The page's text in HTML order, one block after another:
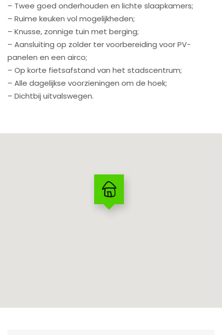
– Twee goed onderhouden en lichte slaapkamers;
– Ruime keuken vol mogelijkheden;
– Knusse, zonnige tuin met berging;
– Aansluiting op zolder ter voorbereiding voor PV-
panelen en een airco;
– Op korte fietsafstand van het stadscentrum;
– Alle dagelijkse voorzieningen om de hoek;
– Dichtbij uitvalswegen.